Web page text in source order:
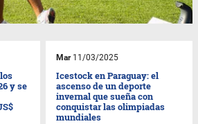
y se
Mar11/03/2025
Icestock en Paraguay: el
ascenso de un deporte
invernal que sueña con
conquistar las olimpiadas
mundiales